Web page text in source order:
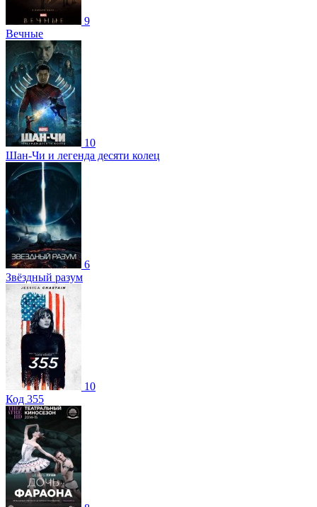
9
Вечные
10
Шан-Чи и легенда десяти колец
6
Звёздный разум
10
Код 355